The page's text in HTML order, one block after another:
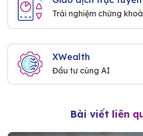
Trải nghiệm chứng
XWealth
Đầu tư cùng AI
Bài viết liên